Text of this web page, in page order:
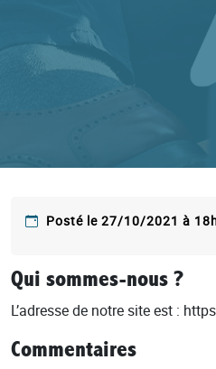
Posté le 27/10/2021 à
Qui sommes-nous ?
L’adresse de notre site est :
Commentaires